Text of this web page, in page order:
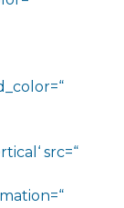
src=“